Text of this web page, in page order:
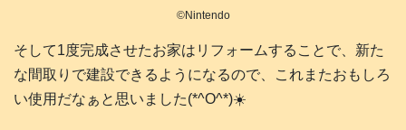
©️Nintendo
そして1度完成させたお家はリフォームすることで、新た
な間取りで建設できるようになるので、これまたおもしろ
い使用だなぁと思いました(*^O^*)☀️